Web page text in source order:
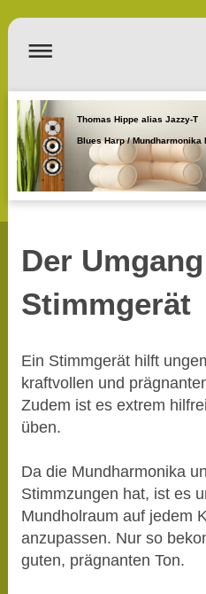
Thomas Hippe alias Jazzy-T
Blues Harp / Mundharmonika
Der
Stimmgerät
Ein Stimmgerät hilft
kraftvollen und
Zudem ist es extrem
üben.
Da die Mundharmonika
Stimmzungen hat, ist es
Mundholraum auf jedem
anzupassen. Nur so
guten, prägnanten Ton.